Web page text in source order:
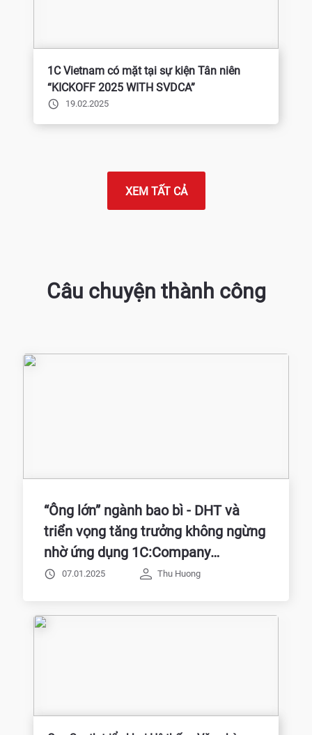
1C Vietnam có mặt tại sự kiện Tân niên
“KICKOFF 2025 WITH SVDCA”
19.02.2025
XEM TẤT CẢ
Câu chuyện thành công
“Ông lớn” ngành bao bì - DHT và
triển vọng tăng trưởng không ngừng
nhờ ứng dụng 1C:Company
Management
07.01.2025 Thu Huong